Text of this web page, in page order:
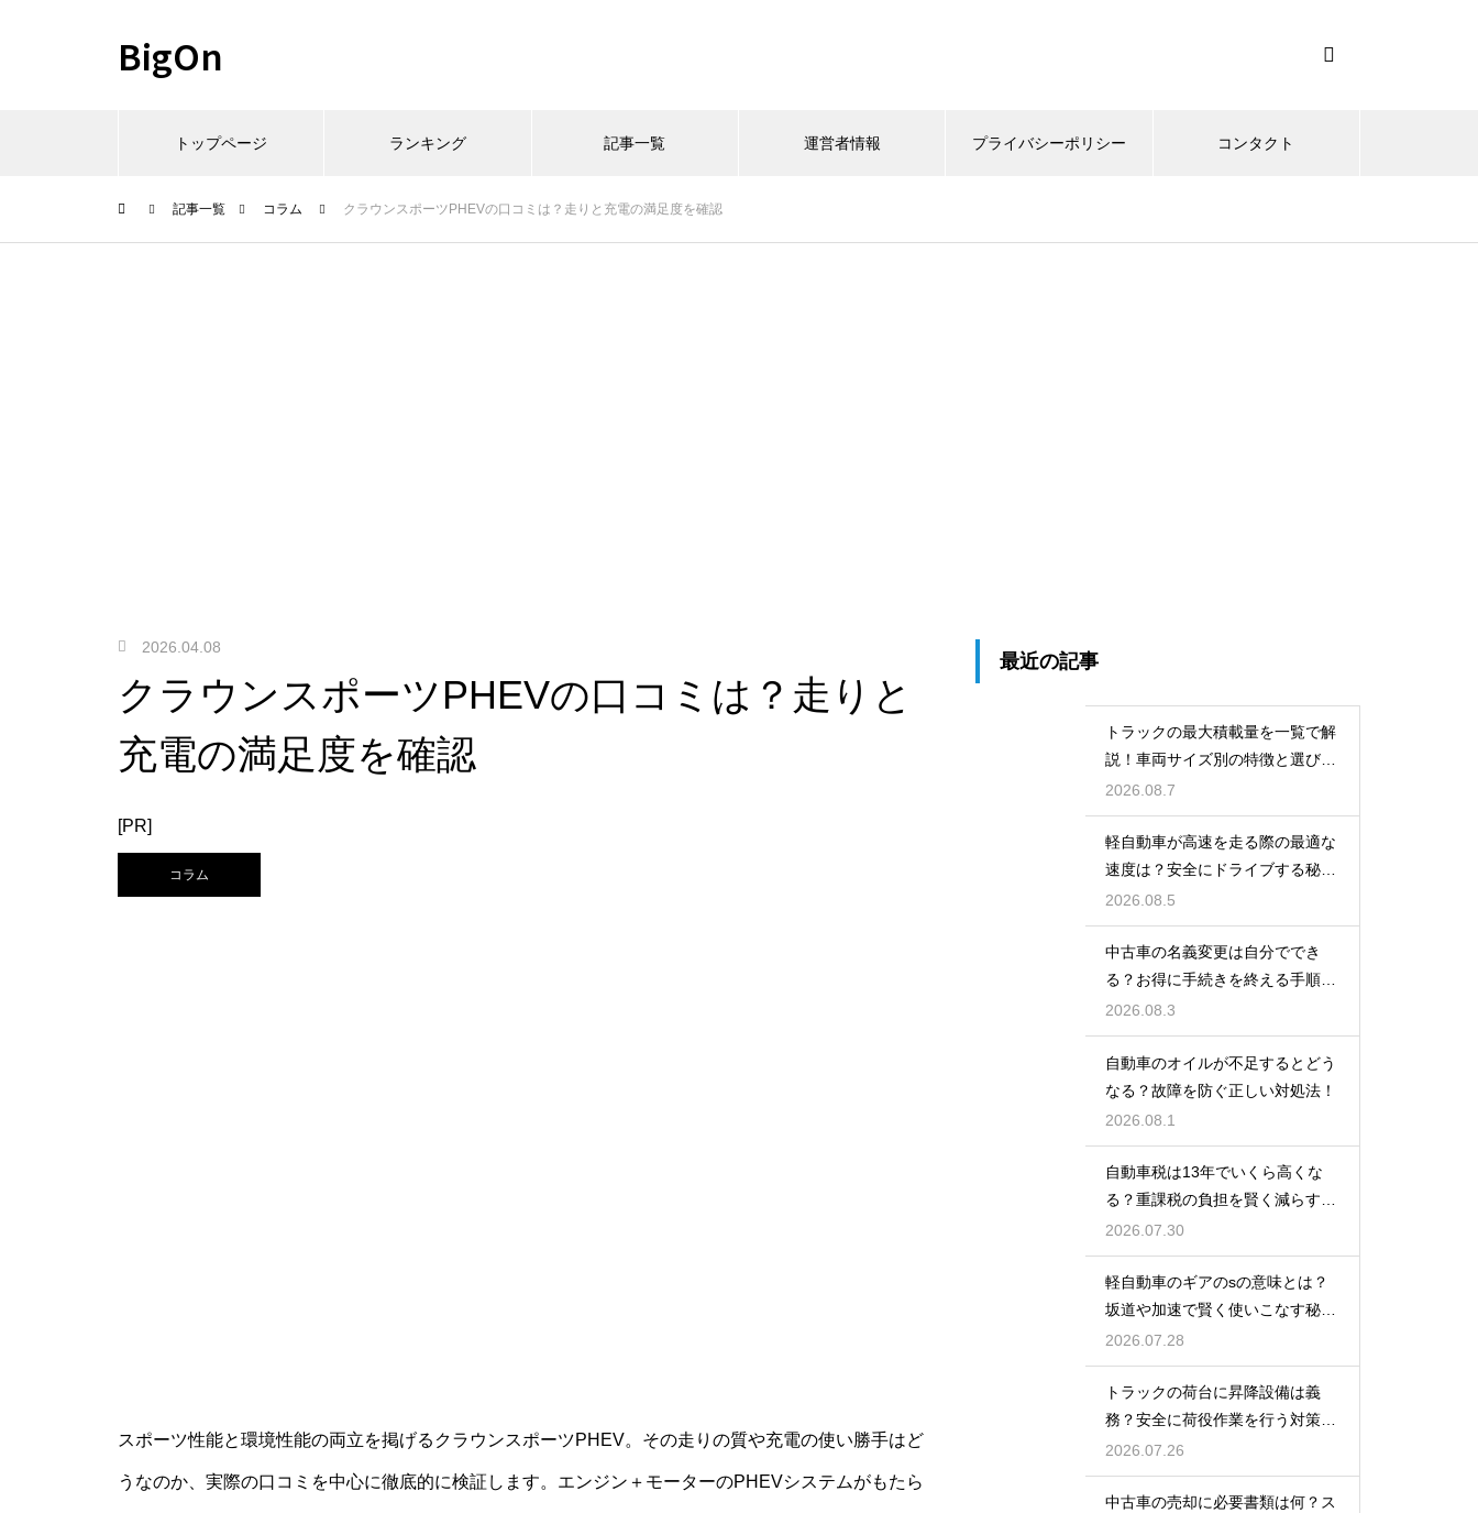
BigOn
トップページ ランキング 記事一覧 運営者情報 プライバシーポリシー コンタクト
記事一覧 コラム クラウンスポーツPHEVの口コミは？走りと充電の満足度を確認
2026.04.08
クラウンスポーツPHEVの口コミは？走りと
充電の満足度を確認
[PR]
コラム
スポーツ性能と環境性能の両立を掲げるクラウンスポーツPHEV。その走りの質や充電の使い勝手はど
うなのか、実際の口コミを中心に徹底的に検証します。エンジン＋モーターのPHEVシステムがもたら
最近の記事
トラックの最大積載量を一覧で解
説！車両サイズ別の特徴と選び
方！
2026.08.7
軽自動車が高速を走る際の最適な
速度は？安全にドライブする秘
訣！
2026.08.5
中古車の名義変更は自分ででき
る？お得に手続きを終える手順を
解説
2026.08.3
自動車のオイルが不足するとどう
なる？故障を防ぐ正しい対処法！
2026.08.1
自動車税は13年でいくら高くな
る？重課税の負担を賢く減らす秘
訣
2026.07.30
軽自動車のギアのsの意味とは？
坂道や加速で賢く使いこなす秘
訣！
2026.07.28
トラックの荷台に昇降設備は義
務？安全に荷役作業を行う対策を
紹介
2026.07.26
中古車の売却に必要書類は何？ス